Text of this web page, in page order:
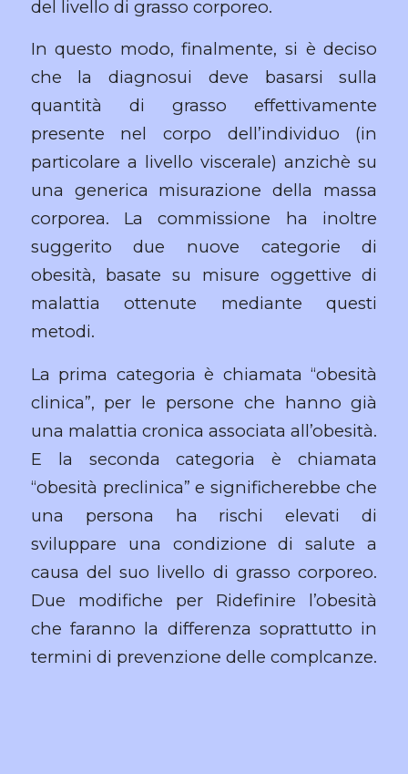
del livello di grasso corporeo.
In questo modo, finalmente, si è deciso
che la diagnosui deve basarsi sulla
quantità di grasso effettivamente
presente nel corpo dell’individuo (in
particolare a livello viscerale) anzichè su
una generica misurazione della massa
corporea. La commissione ha inoltre
suggerito due nuove categorie di
obesità, basate su misure oggettive di
malattia ottenute mediante questi
metodi.
La prima categoria è chiamata “obesità
clinica”, per le persone che hanno già
una malattia cronica associata all’obesità.
E la seconda categoria è chiamata
“obesità preclinica” e significherebbe che
una persona ha rischi elevati di
sviluppare una condizione di salute a
causa del suo livello di grasso corporeo.
Due modifiche per Ridefinire l’obesità
che faranno la differenza soprattutto in
termini di prevenzione delle complcanze.